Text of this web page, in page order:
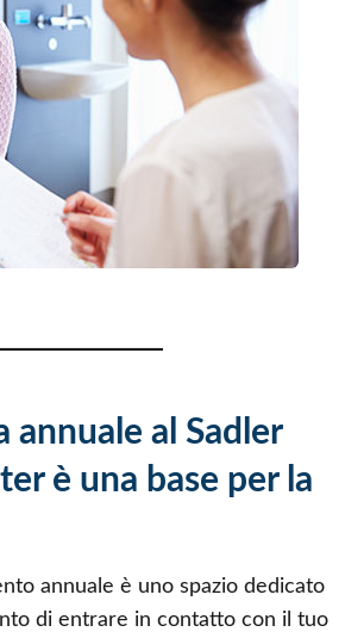
annuale al Sadler
è una base per la
annuale è uno spazio dedicato
di entrare in contatto con il tuo